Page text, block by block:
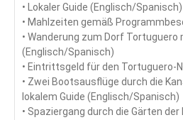
• Lokaler Guide (Englisch/
• Mahlzeiten gemäß
• Wanderung zum Dorf Tortuguero
(Englisch/Spanisch)
• Eintrittsgeld für den Tortuguero-
• Zwei Bootsausflüge durch die
lokalem Guide (Englisch/Spanisch)
• Spaziergang durch die Gärten